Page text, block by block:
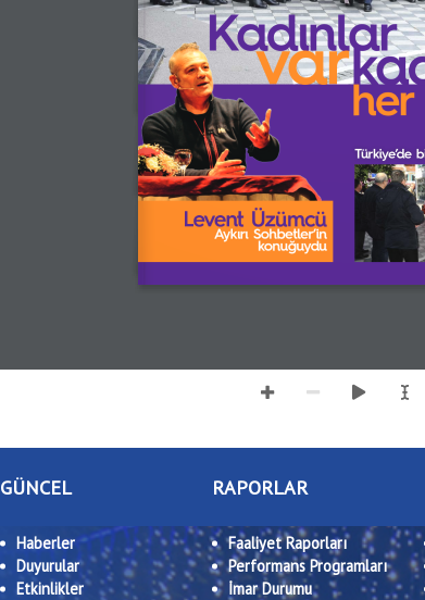
GÜNCEL
Haberler
Duyurular
Etkinlikler
RAPORLAR
Faaliyet Raporları
Performans Programları
İmar Durumu